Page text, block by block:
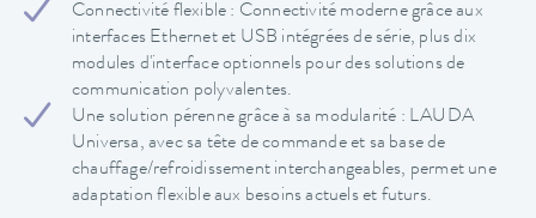
Connectivité flexible : Connectivité moderne grâce aux
interfaces Ethernet et USB intégrées de série, plus dix
modules d'interface optionnels pour des solutions de
communication polyvalentes.
Une solution pérenne grâce à sa modularité : LAUDA
Universa, avec sa tête de commande et sa base de
chauffage/refroidissement interchangeables, permet une
adaptation flexible aux besoins actuels et futurs.